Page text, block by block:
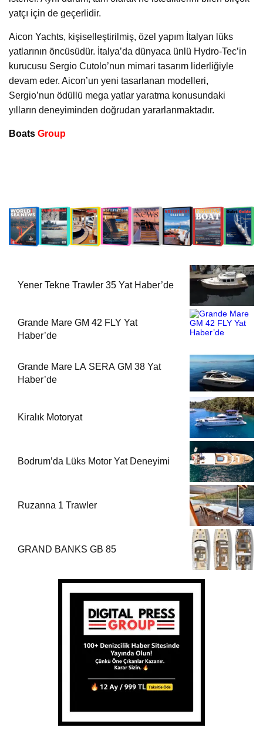
yatçı için de geçerlidir.
Aicon Yachts, kişiselleştirilmiş, özel yapım İtalyan lüks
yatlarının öncüsüdür. İtalya’da dünyaca ünlü Hydro-Tec’in
kurucusu Sergio Cutolo’nun mimari tasarım liderliğiyle
devam eder. Aicon’un yeni tasarlanan modelleri,
Sergio’nun ödüllü mega yatlar yaratma konusundaki
yılların deneyiminden doğrudan yararlanmaktadır.
Boats Group
Yener Tekne Trawler 35 Yat Haber’de
Grande Mare GM 42 FLY Yat
Haber’de
Grande Mare LA SERA GM 38 Yat
Haber’de
Kiralık Motoryat
Bodrum’da Lüks Motor Yat Deneyimi
Ruzanna 1 Trawler
GRAND BANKS GB 85